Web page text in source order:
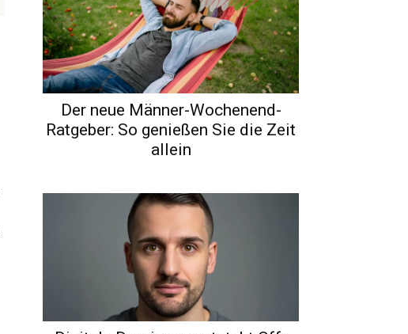
Der neue Männer-Wochenend-
Ratgeber: So genießen Sie die Zeit
allein